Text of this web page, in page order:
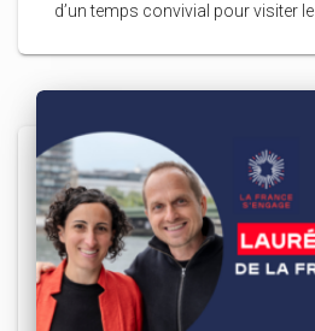
d’un temps convivial pour visiter le